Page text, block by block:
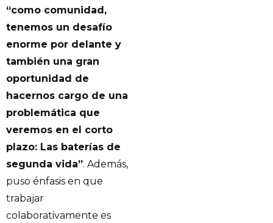
“como comunidad,
tenemos un desafío
enorme por delante y
también una gran
oportunidad de
hacernos cargo de una
problemática que
veremos en el corto
plazo: Las baterías de
segunda vida”. Además,
puso énfasis en que
trabajar
colaborativamente es